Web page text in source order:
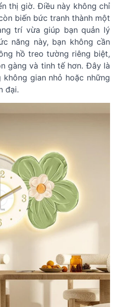
thị giờ. Điều này không chỉ
biến bức tranh thành một
trí vừa giúp bạn quản lý
năng này, bạn không cần
hồ treo tường riêng biệt,
gàng và tinh tế hơn. Đây là
gian nhỏ hoặc những
đại.